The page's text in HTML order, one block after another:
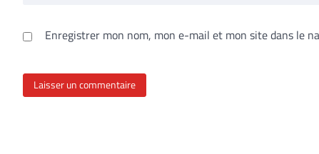
Enregistrer mon nom, mon e-mail et mon site dans le